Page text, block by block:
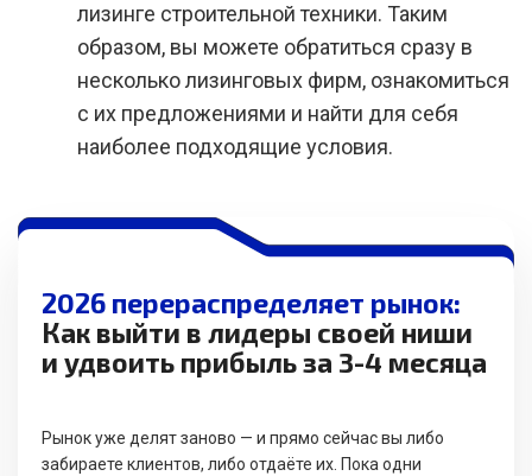
лизинге строительной техники. Таким
образом, вы можете обратиться сразу в
несколько лизинговых фирм, ознакомиться
с их предложениями и найти для себя
наиболее подходящие условия.
2026 перераспределяет рынок:
Как выйти в лидеры своей ниши
и удвоить прибыль за 3-4 месяца
Рынок уже делят заново — и прямо сейчас вы либо
забираете клиентов, либо отдаёте их. Пока одни